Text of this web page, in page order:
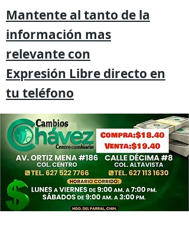
Mantente al tanto de la
información mas
relevante con
Expresión Libre directo en
tu teléfono